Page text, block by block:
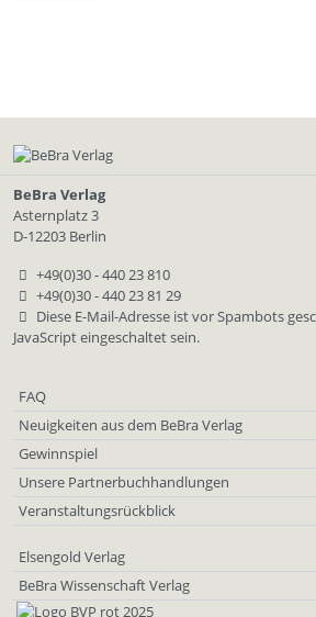
BeBra Verlag
Asternplatz 3
D-12203 Berlin
+49(0)30 - 440 23 810
+49(0)30 - 440 23 81 29
Diese E-Mail-Adresse ist vor Spambots
JavaScript eingeschaltet sein.
FAQ
Neuigkeiten aus dem BeBra Verlag
Gewinnspiel
Unsere Partnerbuchhandlungen
Veranstaltungsrückblick
Elsengold Verlag
BeBra Wissenschaft Verlag